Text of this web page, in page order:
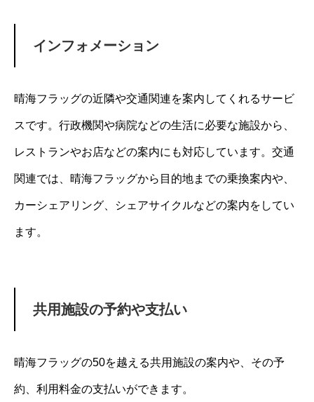
インフォメーション
晴海フラッグの近隣や交通関連を案内してくれるサービ
スです。行政機関や病院などの生活に必要な施設から、
レストランやお店などの案内にも対応しています。交通
関連では、晴海フラッグから目的地までの乗換案内や、
カーシェアリング、シェアサイクルなどの案内をしてい
ます。
共用施設の予約や支払い
晴海フラッグの50を越える共用施設の案内や、その予
約、利用料金の支払いができます。